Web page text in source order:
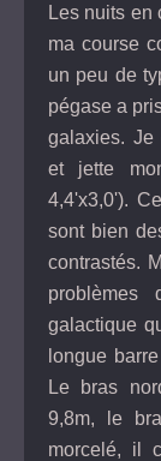
Les nuits en
ma course
un peu de
pégase a
galaxies. Je
et jette
4,4'x3,0').
sont bien
contrastés.
galactique
longue
Le bras
9,8m, le
morcelé, il